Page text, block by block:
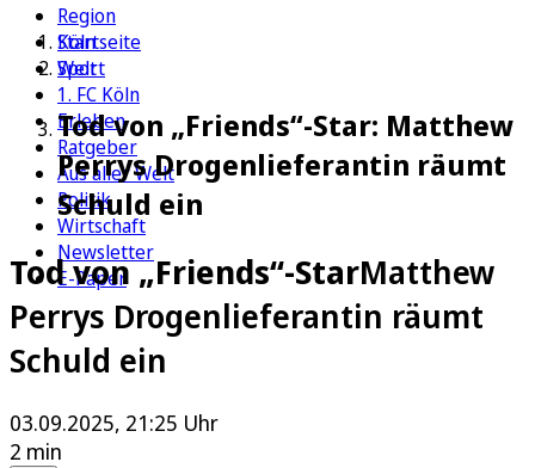
Region
Köln
Sport
1. FC Köln
Erleben
Ratgeber
Aus aller Welt
Politik
Wirtschaft
Newsletter
E-Paper
Startseite
Welt
Tod von „Friends“-Star: Matthew
Perrys Drogenlieferantin räumt
Schuld ein
Tod von „Friends“-StarMatthew
Perrys Drogenlieferantin räumt
Schuld ein
03.09.2025, 21:25 Uhr
2 min